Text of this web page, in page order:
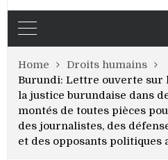
Home
Droits humains
Burundi: Lettre ouverte sur
la justice burundaise dans
montés de toutes pièces
des journalistes, des
et des opposants politiques